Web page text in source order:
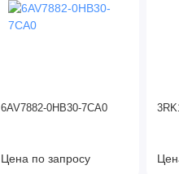
6AV7882-0HB30-7CA0
Цена по запросу